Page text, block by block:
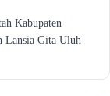
Kabupaten
Lansia Gita Uluh